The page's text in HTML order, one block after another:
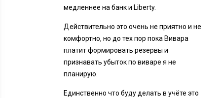
медленнее на банк и Liberty.
Действительно это очень не приятно и не
комфортно, но до тех пор пока Вивара
платит формировать резервы и
признавать убыток по виваре я не
планирую.
Единственно что буду делать в учёте это